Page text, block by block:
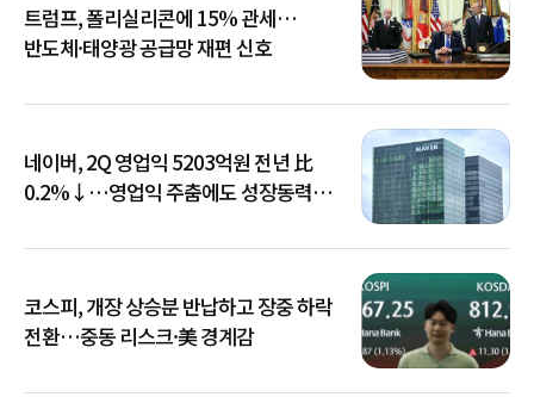
트럼프, 폴리실리콘에 15% 관세…
반도체·태양광 공급망 재편 신호
네이버, 2Q 영업익 5203억원 전년 比
0.2%↓…영업익 주춤에도 성장동력
코스피, 개장 상승분 반납하고 장중 하락
전환…중동 리스크·美 경계감